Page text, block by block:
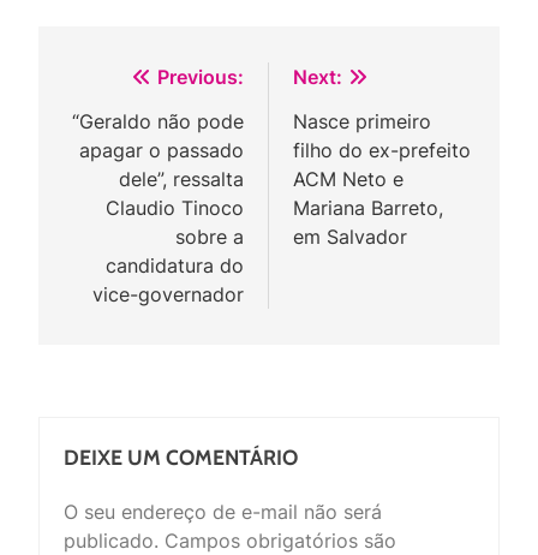
Navegação
de
Post
Previous:
“Geraldo não pode
apagar o passado
dele”, ressalta
Claudio Tinoco
sobre a
candidatura do
vice-governador
Next:
Nasce primeiro
filho do ex-prefeito
ACM Neto e
Mariana Barreto,
em Salvador
DEIXE UM COMENTÁRIO
O seu endereço de e-mail não será
publicado. Campos obrigatórios são